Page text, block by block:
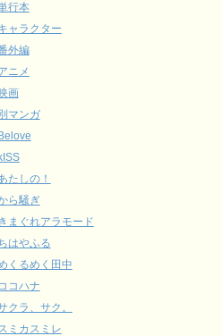
行本
ャラクター
外編
ニメ
画
マンガ
たしの！
ら騒ぎ
きまぐれアラモード
はやふる
くるめく田中
ココハナ
クラ、サク。
スミカスミレ